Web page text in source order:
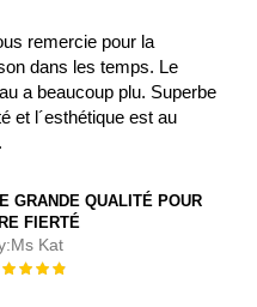
remercie pour la
dans les temps. Le
a beaucoup plu. Superbe
et l´esthétique est au
GRANDE QUALITÉ POUR
FIERTÉ
Ms Kat
: